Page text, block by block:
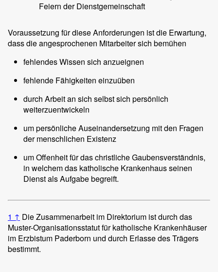
Feiern der Dienstgemeinschaft
Voraussetzung für diese Anforderungen ist die Erwartung,
dass die angesprochenen Mitarbeiter sich bemühen
fehlendes Wissen sich anzueignen
fehlende Fähigkeiten einzuüben
durch Arbeit an sich selbst sich persönlich
weiterzuentwickeln
um persönliche Auseinandersetzung mit den Fragen
der menschlichen Existenz
um Offenheit für das christliche Gaubensverständnis,
in welchem das katholische Krankenhaus seinen
Dienst als Aufgabe begreift.
1 ↑ Die Zusammenarbeit im Direktorium ist durch das
Muster-Organisationsstatut für katholische Krankenhäuser
im Erzbistum Paderborn und durch Erlasse des Trägers
bestimmt.